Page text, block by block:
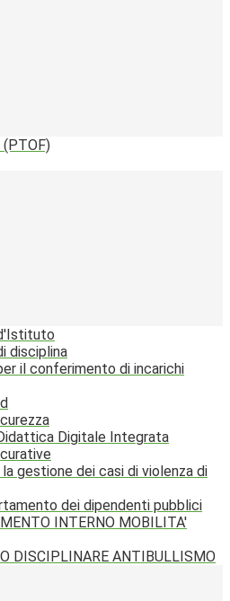
(PTOF)
disciplina
il conferimento di incarichi
Digitale Integrata
gestione dei casi di violenza di
dei dipendenti pubblici
INTERNO MOBILITA'
DISCIPLINARE ANTIBULLISMO